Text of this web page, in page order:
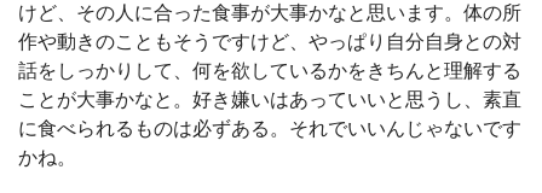
けど、その人に合った食事が大事かなと思います。体の所
作や動きのこともそうですけど、やっぱり自分自身との対
話をしっかりして、何を欲しているかをきちんと理解する
ことが大事かなと。好き嫌いはあっていいと思うし、素直
に食べられるものは必ずある。それでいいんじゃないです
かね。